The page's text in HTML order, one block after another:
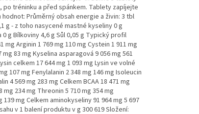
tréninku a před spánkem. Tablety zapíjejte
Průměrný obsah energie a živin: 3 tbl
g - z toho nasycené mastné kyseliny 0 g
g Bílkoviny 4,6 g Sůl 0,05 g Typický profil
mg Arginin 1 769 mg 110 mg Cystein 1 911 mg
83 mg Kyselina asparagová 9 056 mg 561
celkem 17 644 mg 1 093 mg Lysin ve volné
107 mg Fenylalanin 2 348 mg 146 mg Isoleucin
4 569 mg 283 mg Celkem BCAA 18 471 mg
mg 234 mg Threonin 5 710 mg 354 mg
mg Celkem aminokyseliny 91 964 mg 5 697
v 1 balení produktu v g 300 619 Složení: